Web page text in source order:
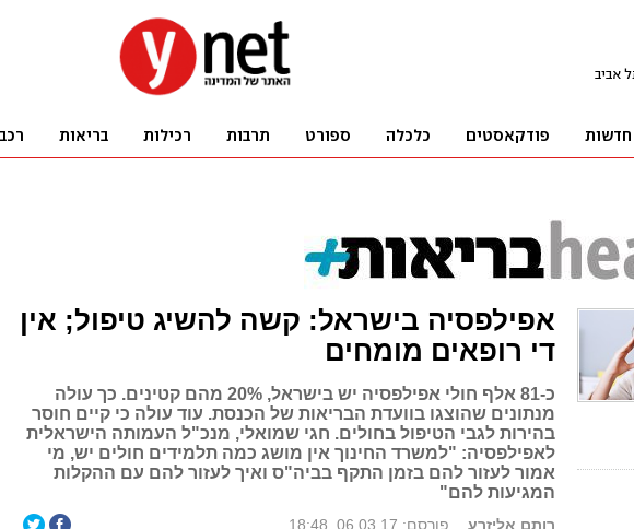
אפילפסיה בישראל: קשה להשיג טיפול; אין
די רופאים מומחים
כ-81 אלף חולי אפילפסיה יש בישראל, 20% מהם קטינים. כך עולה
מנתונים שהוצגו בוועדת הבריאות של הכנסת. עוד עולה כי קיים חוסר
בהירות לגבי הטיפול בחולים. חגי שמואלי, מנכ"ל העמותה הישראלית
לאפילפסיה: "למשרד החינוך אין מושג כמה תלמידים חולים יש, מי
אמור לעזור להם בזמן התקף בביה"ס ואיך לעזור להם עם ההקלות
המגיעות להם"
רותם אליזרע פורסם: 06.03.17, 18:48